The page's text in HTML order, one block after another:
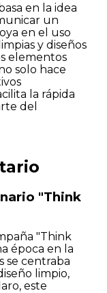
en la idea
un
en el uso
y diseños
elementos
solo hace
la rápida
del
"Think
"Think
época en la
se centraba
limpio,
este